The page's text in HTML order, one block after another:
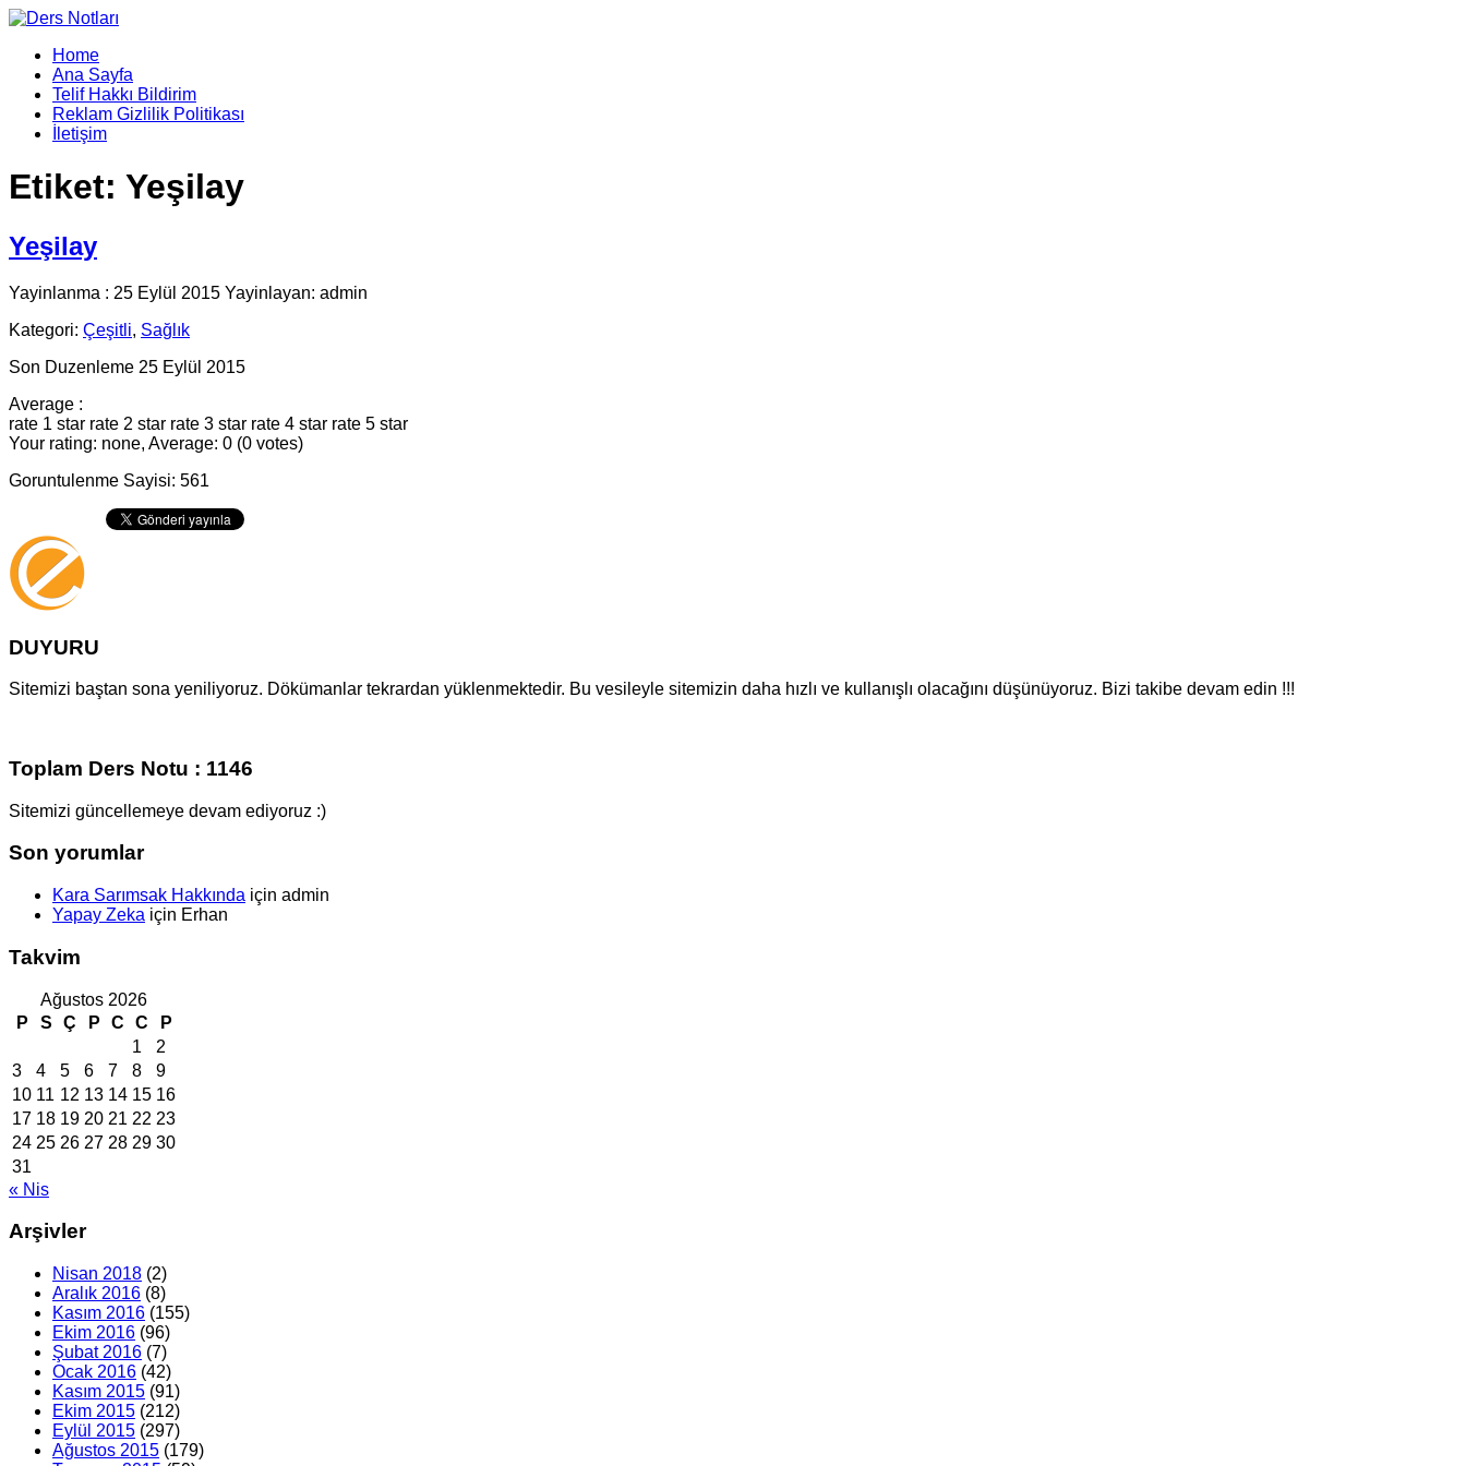
Home
Ana Sayfa
Telif Hakkı Bildirim
Reklam Gizlilik Politikası
İletişim
Etiket: Yeşilay
Yeşilay
Yayinlanma : 25 Eylül 2015 Yayinlayan: admin
Kategori: Çeşitli, Sağlık
Son Duzenleme 25 Eylül 2015
Average :
rate 1 star rate 2 star rate 3 star rate 4 star rate 5 star
Your rating: none, Average: 0 (0 votes)
Goruntulenme Sayisi: 561
DUYURU
Sitemizi baştan sona yeniliyoruz. Dökümanlar tekrardan yüklenmektedir. Bu vesileyle sitemizin daha hızlı ve kullanışlı olacağını düşünüyoruz. Bizi takibe devam edin !!!
Toplam Ders Notu : 1146
Sitemizi güncellemeye devam ediyoruz :)
Son yorumlar
Kara Sarımsak Hakkında için admin
Yapay Zeka için Erhan
Takvim
Ağustos 2026
P
S Ç P C C
P
1
2
3
4 5 6 7 8
9
10 11 12 13 14 15 16
17 18 19 20 21 22 23
24 25 26 27 28 29 30
31
« Nis
Arşivler
Nisan 2018 (2)
Aralık 2016 (8)
Kasım 2016 (155)
Ekim 2016 (96)
Şubat 2016 (7)
Ocak 2016 (42)
Kasım 2015 (91)
Ekim 2015 (212)
Eylül 2015 (297)
Ağustos 2015 (179)